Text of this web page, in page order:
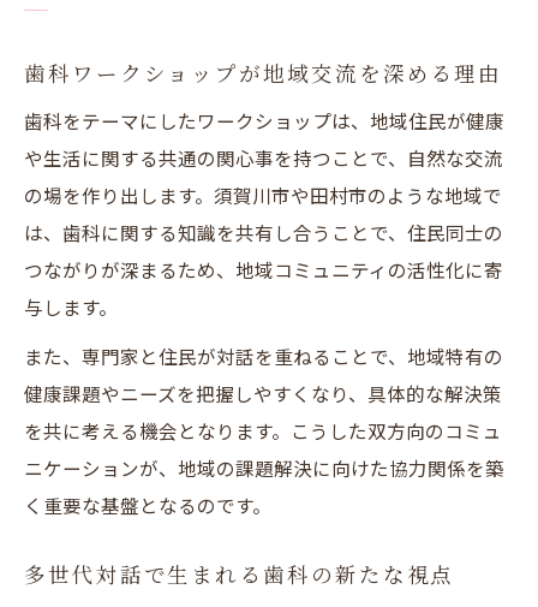
須賀川市田村市で進む歯科とまちづくりの
歯科を通じた地域活性化の実践的な取組み
歯科が果たす須賀川市田村市の発展への役
割
歯科専門家と住民の協力で生まれる新しい
歯科テーマの対話が地域にもたらす変化とは
歯科を題材にした対話が地域課題を可視化
歯科ワークショップで生まれる住民の意識
変化
歯科テーマが地域に与えるポジティブな影
歯科の視点で変わる須賀川市田村市の日常
歯科ワークショップが地域交流を深める理由
歯科をテーマにしたワークショップは、地域住民が健康
や生活に関する共通の関心事を持つことで、自然な交流
の場を作り出します。須賀川市や田村市のような地域で
は、歯科に関する知識を共有し合うことで、住民同士の
つながりが深まるため、地域コミュニティの活性化に寄
与します。
また、専門家と住民が対話を重ねることで、地域特有の
健康課題やニーズを把握しやすくなり、具体的な解決策
を共に考える機会となります。こうした双方向のコミュ
ニケーションが、地域の課題解決に向けた協力関係を築
く重要な基盤となるのです。
多世代対話で生まれる歯科の新たな視点